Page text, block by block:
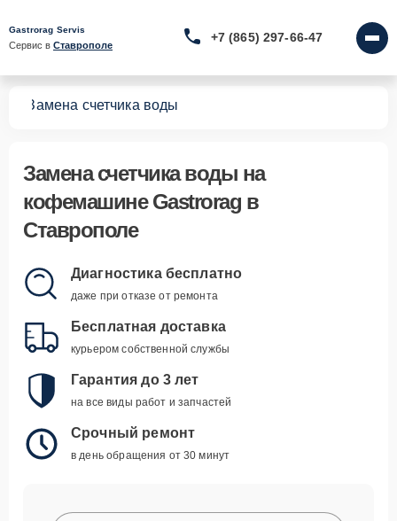
Gastrorag Servis
Сервис в Ставрополе
+7 (865) 297-66-47
Замена счетчика воды
Замена счетчика воды на
кофемашине Gastrorag в
Ставрополе
Диагностика бесплатно
даже при отказе от ремонта
Бесплатная доставка
курьером собственной службы
Гарантия до 3 лет
на все виды работ и запчастей
Срочный ремонт
в день обращения от 30 минут